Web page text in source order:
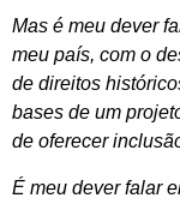
Mas é meu dever
meu país, com o
de direitos
bases de um
de oferecer
É meu dever falar